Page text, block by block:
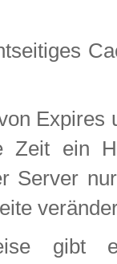
Zeit ein
Server